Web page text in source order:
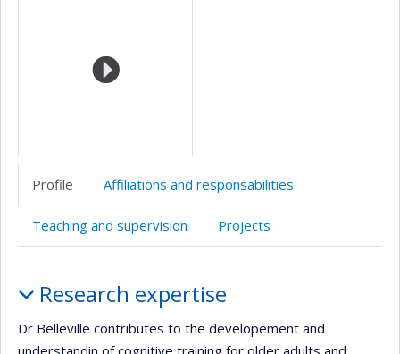
Profile Affiliations and responsabilities
Teaching and supervision Projects
Research expertise
Dr Belleville contributes to the developement and
understandin of cognitive training for older adults and